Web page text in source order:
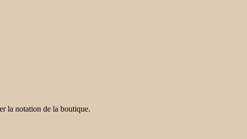
la notation de la boutique.